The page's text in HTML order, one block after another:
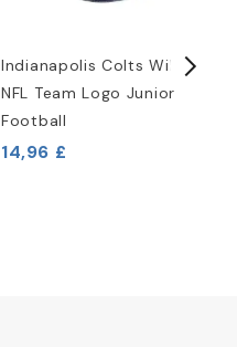
Indianapolis Colts Wilson
NFL Team Logo Junior
Football
14,96 £